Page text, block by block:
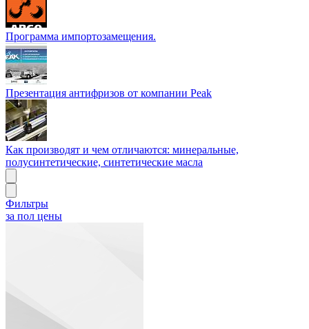
Программа импортозамещения.
Презентация антифризов от компании Peak
Как производят и чем отличаются: минеральные,
полусинтетические, синтетические масла
Фильтры
за пол цены